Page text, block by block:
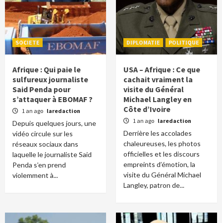
SOCIETE
Afrique : Qui paie le
sulfureux journaliste
Said Penda pour
s’attaquer à EBOMAF ?
1 an ago laredaction
Depuis quelques jours, une
vidéo circule sur les
réseaux sociaux dans
laquelle le journaliste Said
Penda s’en prend
violemment à...
DIPLOMATIE POLITIQUE
USA – Afrique : Ce que
cachait vraiment la
visite du Général
Michael Langley en
Côte d’Ivoire
1 an ago laredaction
Derrière les accolades
chaleureuses, les photos
officielles et les discours
empreints d’émotion, la
visite du Général Michael
Langley, patron de...